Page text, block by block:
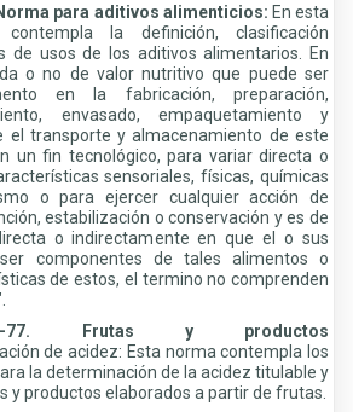
para aditivos alimenticios: En esta
la definición, clasificación
de usos de los aditivos alimentarios. En
o no de valor nutritivo que puede ser
en la fabricación, preparación,
envasado, empaquetamiento y
el transporte y almacenamiento de este
un fin tecnológico, para variar directa o
sensoriales, físicas, químicas
o para ejercer cualquier acción de
estabilización o conservación y es de
o indirectamente en que el o sus
componentes de tales alimentos o
de estos, el termino no comprenden
77. Frutas y productos
de acidez: Esta norma contempla los
la determinación de la acidez titulable y
y productos elaborados a partir de frutas.